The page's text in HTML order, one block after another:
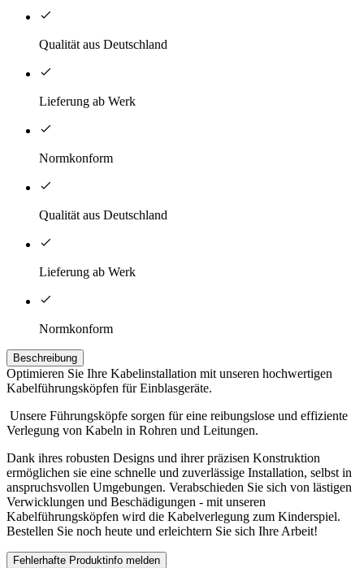
Qualität aus Deutschland
Lieferung ab Werk
Normkonform
Qualität aus Deutschland
Lieferung ab Werk
Normkonform
Beschreibung
Optimieren Sie Ihre Kabelinstallation mit unseren hochwertigen
Kabelführungsköpfen für Einblasgeräte.
Unsere Führungsköpfe sorgen für eine reibungslose und effiziente
Verlegung von Kabeln in Rohren und Leitungen.
Dank ihres robusten Designs und ihrer präzisen Konstruktion
ermöglichen sie eine schnelle und zuverlässige Installation, selbst in
anspruchsvollen Umgebungen. Verabschieden Sie sich von lästigen
Verwicklungen und Beschädigungen - mit unseren
Kabelführungsköpfen wird die Kabelverlegung zum Kinderspiel.
Bestellen Sie noch heute und erleichtern Sie sich Ihre Arbeit!
Fehlerhafte Produktinfo melden